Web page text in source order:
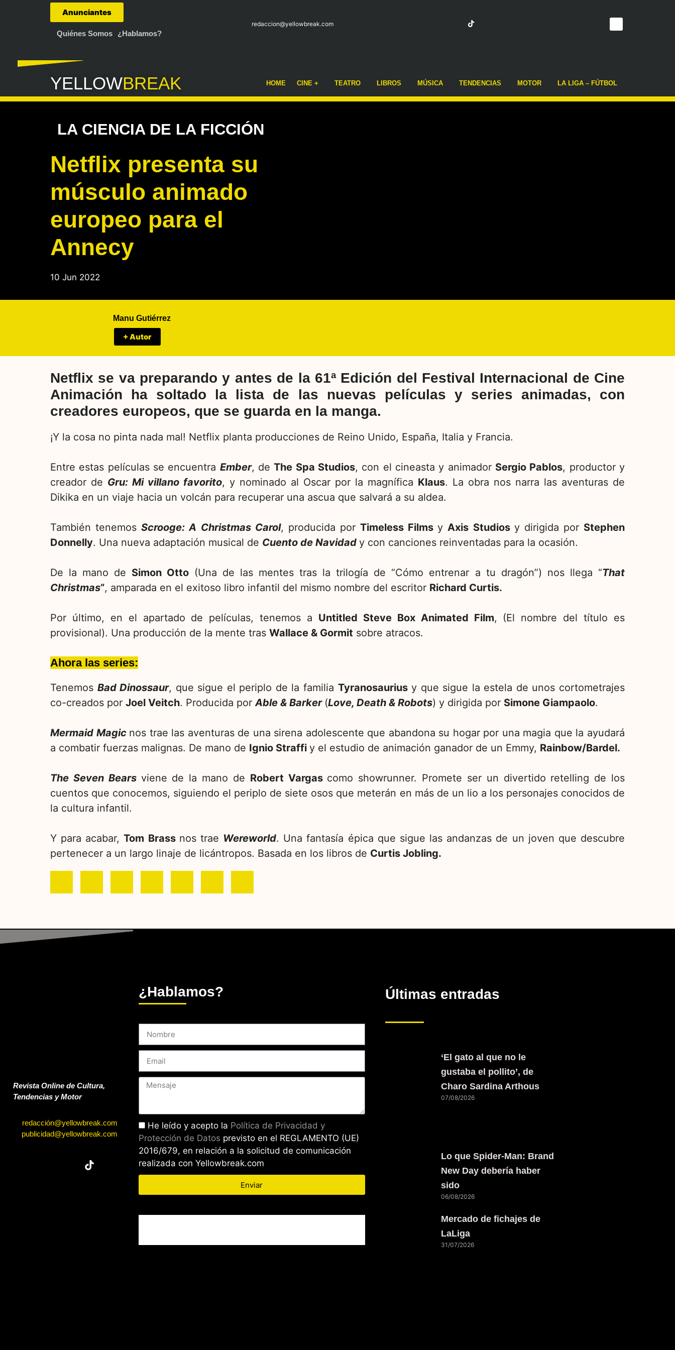
Anunciantes
Quiénes Somos ¿Hablamos?
redaccion@yellowbreak.com
YELLOWBREAK HOME CINE + TEATRO LIBROS MÚSICA TENDENCIAS MOTOR LA LIGA – FÚTBOL
LA CIENCIA DE LA FICCIÓN
Netflix presenta su
músculo animado
europeo para el
Annecy
10 Jun 2022
Manu Gutiérrez
+ Autor
Netflix se va preparando y antes de la 61ª Edición del Festival Internacional de Cine
Animación ha soltado la lista de las nuevas películas y series animadas, con
creadores europeos, que se guarda en la manga.
¡Y la cosa no pinta nada mal! Netflix planta producciones de Reino Unido, España, Italia y Francia.
Entre estas películas se encuentra Ember, deThe Spa Studios, con el cineasta y animador Sergio Pablos, productor y
creador de Gru: Mi villano favorito, y nominado al Oscar por la magnífica Klaus. La obra nos narra las aventuras de
Dikika en un viaje hacia un volcán para recuperar una ascua que salvará a su aldea.
También tenemosScrooge: A Christmas Carol, producida por Timeless FilmsyAxis Studios y dirigida por Stephen
Donnelly. Una nueva adaptación musical de Cuento de Navidad y con canciones reinventadas para la ocasión.
De la mano de Simon Otto (Una de las mentes tras la trilogía de “Cómo entrenar a tu dragón”) nos llega “That
Christmas”, amparada en el exitoso libro infantil del mismo nombre del escritor Richard Curtis.
Por último, en el apartado de películas, tenemos a Untitled Steve Box Animated Film, (El nombre del título es
provisional). Una producción de la mente tras Wallace & Gormit sobre atracos.
Ahora las series:
Tenemos Bad Dinossaur, que sigue el periplo de la familia Tyranosauriusy que sigue la estela de unos cortometrajes
co-creados por Joel Veitch. Producida porAble & Barker (Love, Death & Robots) y dirigida por Simone Giampaolo.
Mermaid Magic nos trae las aventuras de una sirena adolescente que abandona su hogar por una magia que la ayudará
a combatir fuerzas malignas. De mano de Ignio Straffi y el estudio de animación ganador de un Emmy, Rainbow/Bardel.
The Seven Bears viene de la mano de Robert Vargas como showrunner. Promete ser un divertido retelling de los
cuentos que conocemos, siguiendo el periplo de siete osos que meterán en más de un lio a los personajes conocidos de
la cultura infantil.
Y para acabar,Tom Brass nos trae Wereworld. Una fantasía épica que sigue las andanzas de un joven que descubre
pertenecer a un largo linaje de licántropos. Basada en los libros de Curtis Jobling.
Revista Online de Cultura,
Tendencias y Motor
redacción@yellowbreak.com
publicidad@yellowbreak.com
¿Hablamos?
He leído y acepto la Política de Privacidad y
Protección de Datos previsto en el REGLAMENTO (UE)
2016/679, en relación a la solicitud de comunicación
realizada con Yellowbreak.com
Enviar
Últimas entradas
‘El gato al que no le
gustaba el pollito’, de
Charo Sardina Arthous
07/08/2026
Lo que Spider-Man: Brand
New Day debería haber
sido
06/08/2026
Mercado de fichajes de
LaLiga
31/07/2026